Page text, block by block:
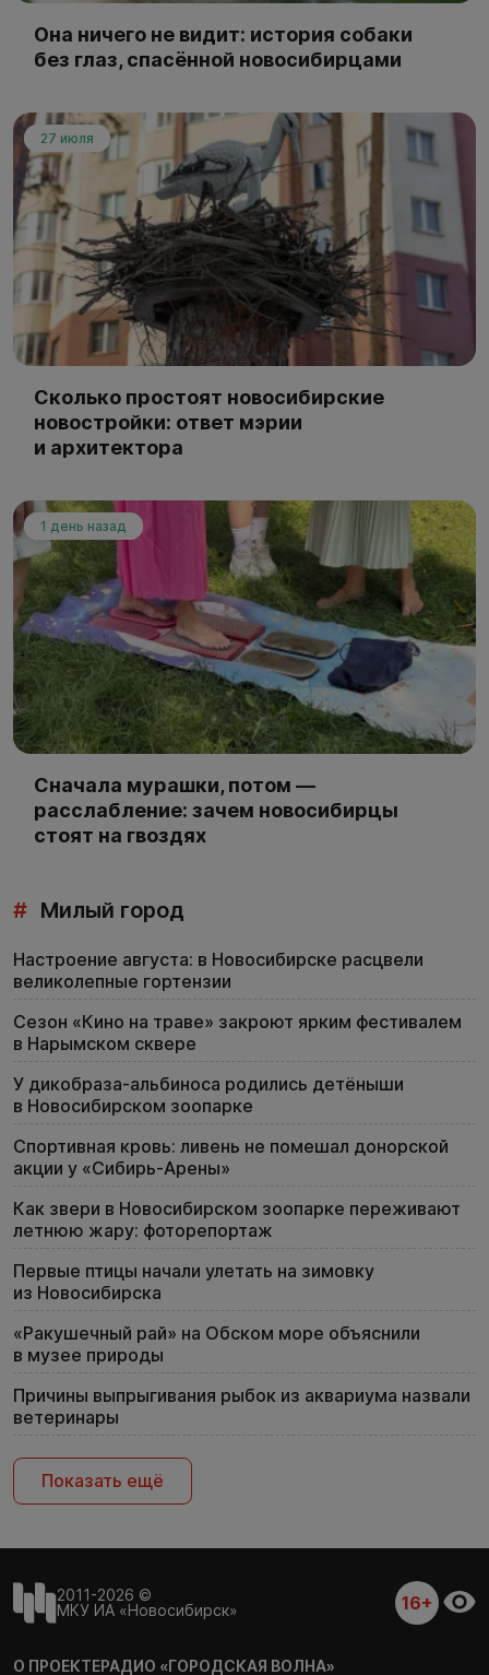
Она ничего не видит: история собаки
без глаз, спасённой новосибирцами
27 июля
Сколько простоят новосибирские
новостройки: ответ мэрии
и архитектора
1 день назад
Сначала мурашки, потом —
расслабление: зачем новосибирцы
стоят на гвоздях
# Милый город
Настроение августа: в Новосибирске расцвели
великолепные гортензии
Сезон «Кино на траве» закроют ярким фестивалем
в Нарымском сквере
У дикобраза-альбиноса родились детёныши
в Новосибирском зоопарке
Спортивная кровь: ливень не помешал донорской
акции у «Сибирь-Арены»
Как звери в Новосибирском зоопарке переживают
летнюю жару: фоторепортаж
Первые птицы начали улетать на зимовку
из Новосибирска
«Ракушечный рай» на Обском море объяснили
в музее природы
Причины выпрыгивания рыбок из аквариума назвали
ветеринары
Показать ещё
2011-2026 ©
МКУ ИА «Новосибирск»
16+
О ПРОЕКТЕРАДИО «ГОРОДСКАЯ ВОЛНА»